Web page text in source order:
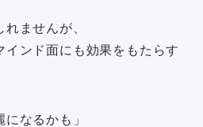
ませんが、
インド面にも効果をもたらす
なるかも」